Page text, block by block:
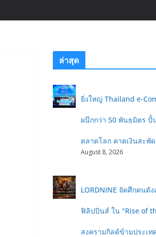
ล่าสุด
ยิ่งใหญ่ Thailand e-
ผนึกกว่า 50 พันธมิตร ปั้
ตลาดโลก คาดเงินสะพั
August 8, 2026
LORDNINE จัดศึกคนดั
ฟิลิปปินส์ ใน "Rise of
สงครามกิลด์ข้ามประเท